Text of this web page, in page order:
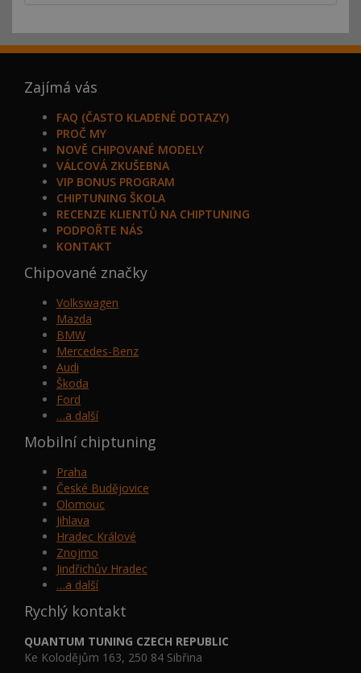
Zajímá vás
FAQ (ČASTO KLADENÉ DOTAZY)
PROČ MY
NOVĚ CHIPOVANÉ MODELY
VÁLCOVÁ ZKUŠEBNA
VIP BONUS PROGRAM
CHIPTUNING ŠKOLA
RECENZE KLIENTŮ NA CHIPTUNING
PODPOŘTE NÁS
KONTAKT
Chipované značky
Volkswagen
Mazda
BMW
Mercedes-Benz
Audi
Škoda
Ford
…a další
Mobilní chiptuning
Praha
České Budějovice
Olomouc
Jihlava
Hradec Králové
Znojmo
Jindřichův Hradec
…a další
Rychlý kontakt
QUANTUM TUNING CZECH REPUBLIC
Ke Kolodějům 163, 250 84 Sibřina